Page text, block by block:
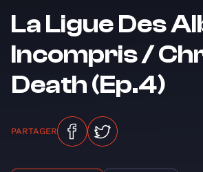
La Ligue Des
Incompris /
Death (Ep.4)
PARTAGER